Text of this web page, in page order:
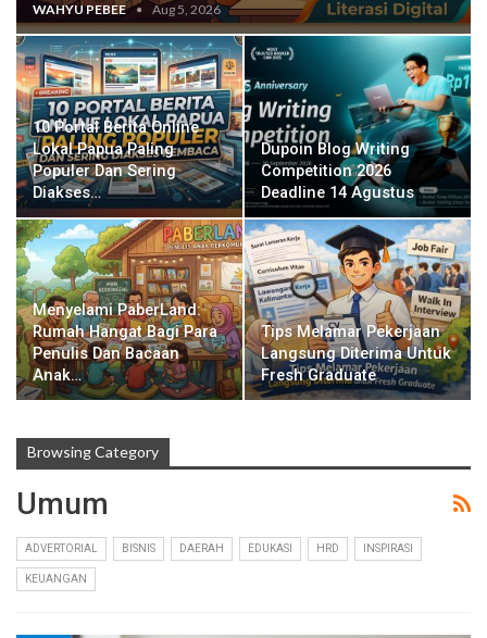
WAHYU PEBEE Aug 5, 2026
10 Portal Berita Online
Lokal Papua Paling
Populer Dan Sering
Diakses…
Dupoin Blog Writing
Competition 2026
Deadline 14 Agustus
Menyelami PaberLand:
Rumah Hangat Bagi Para
Penulis Dan Bacaan
Anak…
Tips Melamar Pekerjaan
Langsung Diterima Untuk
Fresh Graduate
Browsing Category
Umum
ADVERTORIAL BISNIS DAERAH EDUKASI HRD INSPIRASI
KEUANGAN